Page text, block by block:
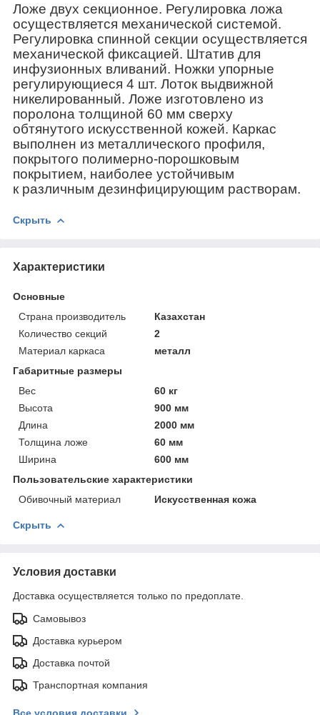
Ложе двух секционное. Регулировка ложа
осуществляется механической системой.
Регулировка спинной секции осуществляется
механической фиксацией. Штатив для
инфузионных вливаний. Ножки упорные
регулирующиеся 4 шт. Лоток выдвижной
никелированный. Ложе изготовлено из
поролона толщиной 60 мм сверху
обтянутого искусственной кожей. Каркас
выполнен из металлического профиля,
покрытого полимерно-порошковым
покрытием, наиболее устойчивым
к различным дезинфицирующим растворам.
Скрыть
Характеристики
Основные
Страна производитель
Казахстан
Количество секций
2
Материал каркаса
металл
Габаритные размеры
Вес
60 кг
Высота
900 мм
Длина
2000 мм
Толщина ложе
60 мм
Ширина
600 мм
Пользовательские характеристики
Обивочный материал
Искусственная кожа
Скрыть
Условия доставки
Доставка осуществляется только по предоплате.
Самовывоз
Доставка курьером
Доставка почтой
Транспортная компания
Все условия доставки